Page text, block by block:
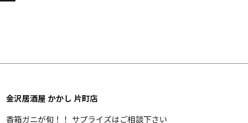
金沢居酒屋 かかし 片町店
香箱ガニが旬！！ サプライズはご相談下さい